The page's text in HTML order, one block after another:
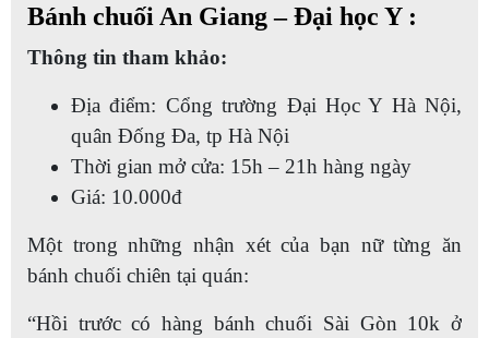
Bánh chuối An Giang – Đại học Y :
Thông tin tham khảo:
Địa điểm: Cổng trường Đại Học Y Hà Nội,
quân Đống Đa, tp Hà Nội
Thời gian mở cửa: 15h – 21h hàng ngày
Giá: 10.000đ
Một trong những nhận xét của bạn nữ từng ăn
bánh chuối chiên tại quán:
“Hồi trước có hàng bánh chuối Sài Gòn 10k ở